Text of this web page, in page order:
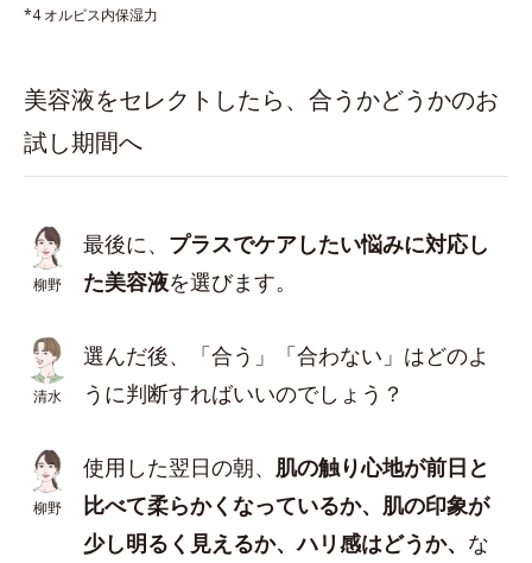
*4 オルビス内保湿力
美容液をセレクトしたら、合うかどうかのお
試し期間へ
柳野
最後に、 プラスでケアしたい悩みに対応し
た美容液を選びます。
清水
選んだ後、「合う」「合わない」はどのよ
うに判断すればいいのでしょう？
柳野
使用した翌日の朝、 肌の触り心地が前日と
比べて柔らかくなっているか、肌の印象が
少し明るく見えるか、ハリ感はどうか、 な